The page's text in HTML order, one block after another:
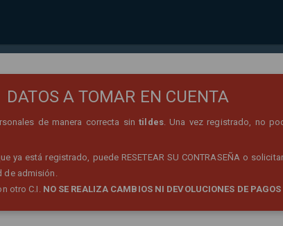
DATOS A TOMAR EN CUENTA
de manera correcta sintildes. Una vez registrado, no
ya está registrado, puede RESETEAR SU CONTRASEÑA o
de admisión.
otro C.I. NO SE REALIZA CAMBIOS NI DEVOLUCIONES DE